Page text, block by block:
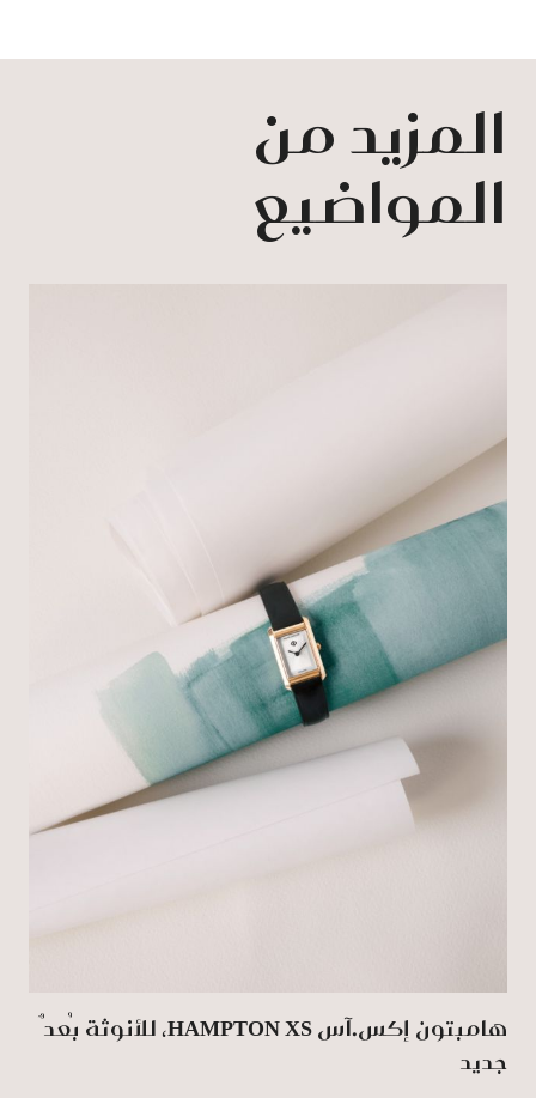
المزيد من
المواضيع
هامبتون إكس.آس HAMPTON XS، للأنوثة بُعدٌ
جديد